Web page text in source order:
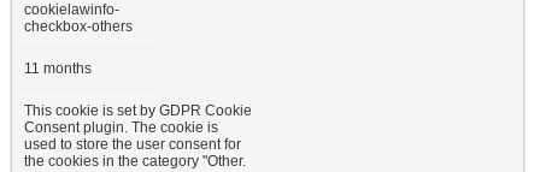
cookielawinfo-
checkbox-others
11 months
This cookie is set by GDPR Cookie
Consent plugin. The cookie is
used to store the user consent for
the cookies in the category "Other.